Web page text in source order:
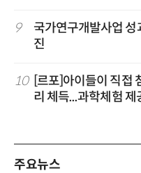
9
국가연구개발사업 성
진
10
[르포]아이들이 직접
리 체득...과학체험
주요뉴스